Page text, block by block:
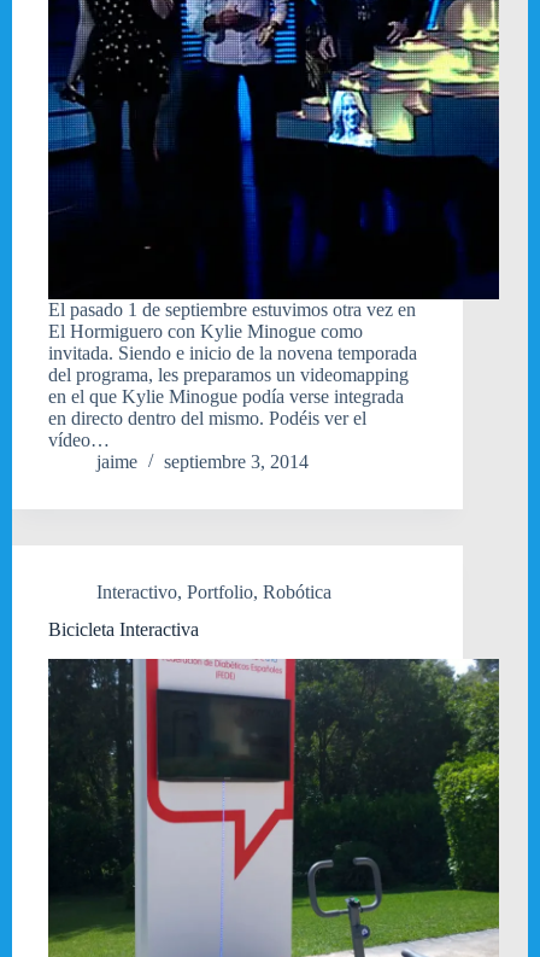
El pasado 1 de septiembre estuvimos otra vez en
El Hormiguero con Kylie Minogue como
invitada. Siendo e inicio de la novena temporada
del programa, les preparamos un videomapping
en el que Kylie Minogue podía verse integrada
en directo dentro del mismo. Podéis ver el
vídeo…
jaime
septiembre 3, 2014
Interactivo, Portfolio, Robótica
Bicicleta Interactiva